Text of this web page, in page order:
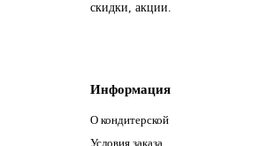
скидки, акции.
Информация
О кондитерской
Условия заказа